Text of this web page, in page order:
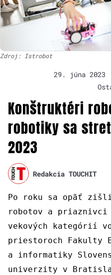
Zdroj: Istrobot
29. júna 2023
Konštruktéri
robotiky sa
2023
Redakcia TOUCHIT
Po roku sa opäť
robotov a priaznivci
vekových kategórií
priestoroch Fakulty
a informatiky
univerzity v